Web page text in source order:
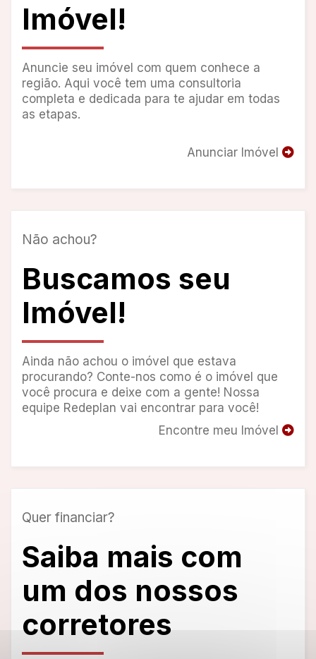
Imóvel!
Anuncie seu imóvel com quem conhece a
região. Aqui você tem uma consultoria
completa e dedicada para te ajudar em todas
as etapas.
Anunciar Imóvel
Não achou?
Buscamos seu
Imóvel!
Ainda não achou o imóvel que estava
procurando? Conte-nos como é o imóvel que
você procura e deixe com a gente! Nossa
equipe Redeplan vai encontrar para você!
Encontre meu Imóvel
Quer financiar?
Saiba mais com
um dos nossos
corretores